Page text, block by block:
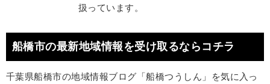
扱っています。
船橋市の最新地域情報を受け取るならコチラ
千葉県船橋市の地域情報ブログ「船橋つうしん」を気に入っ